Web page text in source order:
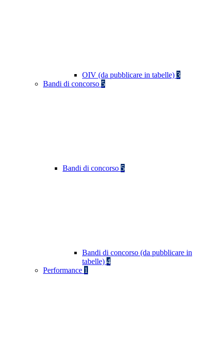
OIV (da pubblicare in tabelle) 3
Bandi di concorso 5
Bandi di concorso 5
Bandi di concorso (da pubblicare in
tabelle) 4
Performance 1